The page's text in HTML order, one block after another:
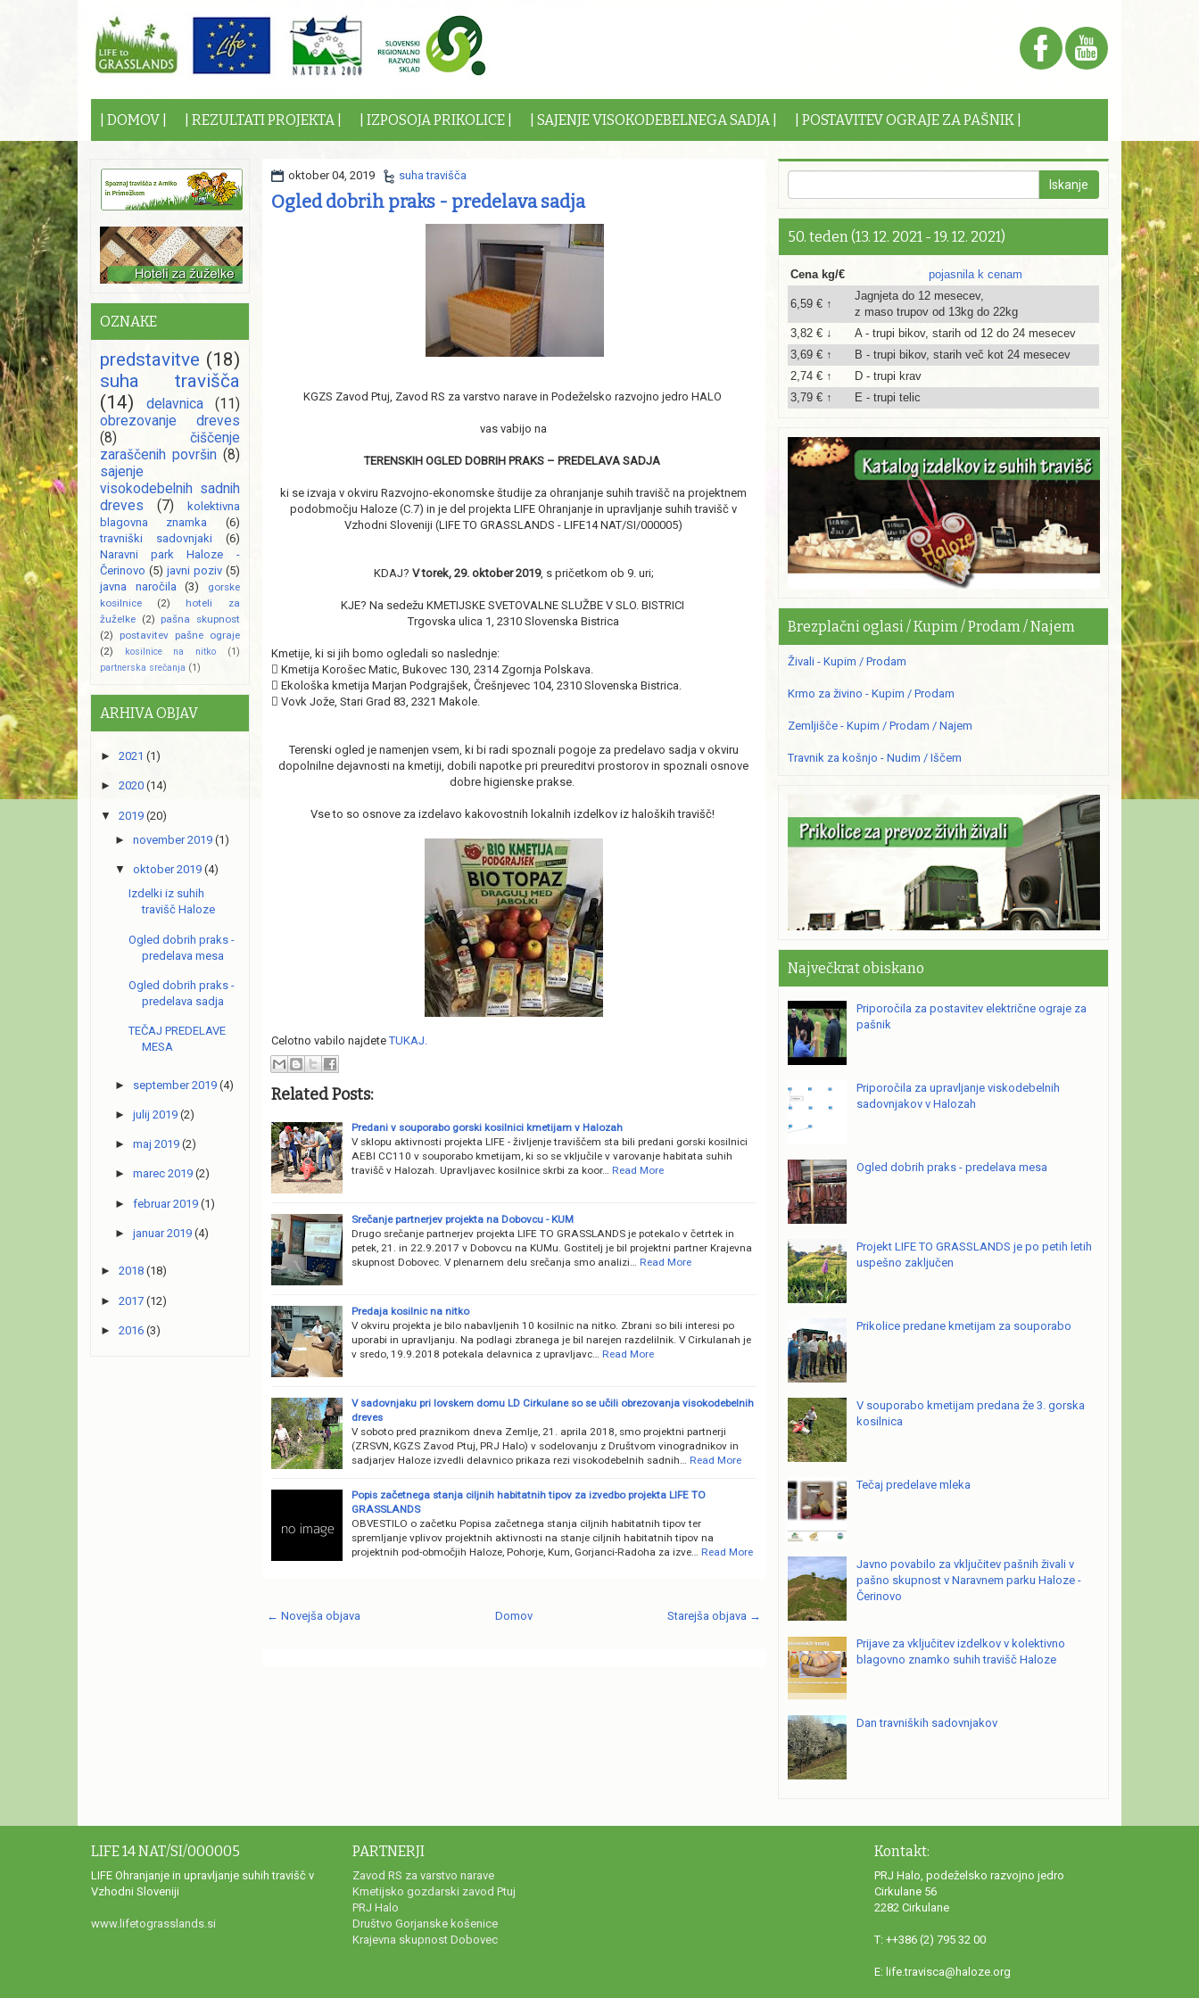
| DOMOV | | REZULTATI PROJEKTA | | IZPOSOJA PRIKOLICE | | SAJENJE VISOKODEBELNEGA SADJA | | POSTAVITEV OGRAJE ZA PAŠNIK |
oktober 04, 2019 suha travišča
Ogled dobrih praks - predelava sadja
KGZS Zavod Ptuj, Zavod RS za varstvo narave in Podeželsko razvojno jedro HALO
vas vabijo na
TERENSKIH OGLED DOBRIH PRAKS – PREDELAVA SADJA
ki se izvaja v okviru Razvojno-ekonomske študije za ohranjanje suhih travišč na projektnem
podobmočju Haloze (C.7) in je del projekta LIFE Ohranjanje in upravljanje suhih travišč v
Vzhodni Sloveniji (LIFE TO GRASSLANDS - LIFE14 NAT/SI/000005)
KDAJ? V torek, 29. oktober 2019, s pričetkom ob 9. uri;
KJE? Na sedežu KMETIJSKE SVETOVALNE SLUŽBE V SLO. BISTRICI
Trgovska ulica 1, 2310 Slovenska Bistrica
Kmetije, ki si jih bomo ogledali so naslednje:
 Kmetija Korošec Matic, Bukovec 130, 2314 Zgornja Polskava.
 Ekološka kmetija Marjan Podgrajšek, Črešnjevec 104, 2310 Slovenska Bistrica.
 Vovk Jože, Stari Grad 83, 2321 Makole.
Terenski ogled je namenjen vsem, ki bi radi spoznali pogoje za predelavo sadja v okviru
dopolnilne dejavnosti na kmetiji, dobili napotke pri preureditvi prostorov in spoznali osnove
dobre higienske prakse.
Vse to so osnove za izdelavo kakovostnih lokalnih izdelkov iz haloških travišč!
Celotno vabilo najdeteTUKAJ.
Related Posts:
Predani v souporabo gorski kosilnici kmetijam v Halozah
V sklopu aktivnosti projekta LIFE - življenje traviščem sta bili predani gorski kosilnici
AEBI CC110 v souporabo kmetijam, ki so se vključile v varovanje habitata suhih
travišč v Halozah. Upravljavec kosilnice skrbi za koor…
Read More
Srečanje partnerjev projekta na Dobovcu - KUM
Drugo srečanje partnerjev projekta LIFE TO GRASSLANDS je potekalo v četrtek in
petek, 21. in 22.9.2017 v Dobovcu na KUMu. Gostitelj je bil projektni partner Krajevna
skupnost Dobovec. V plenarnem delu srečanja smo analizi…
Read More
Predaja kosilnic na nitko
V okviru projekta je bilo nabavljenih 10 kosilnic na nitko. Zbrani so bili interesi po
uporabi in upravljanju. Na podlagi zbranega je bil narejen razdelilnik. V Cirkulanah je
v sredo, 19.9.2018 potekala delavnica z upravljavc…
Read More
V sadovnjaku pri lovskem domu LD Cirkulane so se učili obrezovanja visokodebelnih
dreves
V soboto pred praznikom dneva Zemlje, 21. aprila 2018, smo projektni partnerji
(ZRSVN, KGZS Zavod Ptuj, PRJ Halo) v sodelovanju z Društvom vinogradnikov in
sadjarjev Haloze izvedli delavnico prikaza rezi visokodebelnih sadnih…
Read More
Popis začetnega stanja ciljnih habitatnih tipov za izvedbo projekta LIFE TO
GRASSLANDS
OBVESTILO o začetku Popisa začetnega stanja ciljnih habitatnih tipov ter
spremljanje vplivov projektnih aktivnosti na stanje ciljnih habitatnih tipov na
projektnih pod-območjih Haloze, Pohorje, Kum, Gorjanci-Radoha za izve…
Read More
← Novejša objava Starejša objava →
Domov
OZNAKE
predstavitve (18)
suha travišča
(14)
delavnica
(11)
obrezovanje dreves
(8)
čiščenje
zaraščenih površin (8)
sajenje
visokodebelnih sadnih
dreves
(7)
kolektivna
blagovna znamka
(6)
travniški sadovnjaki
(6)
Naravni park Haloze -
Čerinovo (5) javni poziv (5)
javna naročila
(3)
gorske
kosilnice
(2)
hoteli za
žuželke (2) pašna skupnost
(2)
postavitev pašne ograje
(2)
kosilnice na nitko
(1)
partnerska srečanja (1)
ARHIVA OBJAV
► 2021 (1)
► 2020 (14)
▼ 2019 (20)
► november 2019 (1)
▼ oktober 2019 (4)
Izdelki iz suhih
travišč Haloze
Ogled dobrih praks -
predelava mesa
Ogled dobrih praks -
predelava sadja
TEČAJ PREDELAVE
MESA
► september 2019 (4)
► julij 2019 (2)
► maj 2019 (2)
► marec 2019 (2)
► februar 2019 (1)
► januar 2019 (4)
► 2018 (18)
► 2017 (12)
► 2016 (3)
50. teden (13. 12. 2021 - 19. 12. 2021)
Cena kg/€ pojasnila k cenam
6,59 € ↑
Jagnjeta do 12 mesecev,
z maso trupov od 13kg do 22kg
3,82 € ↓
A - trupi bikov, starih od 12 do 24 mesecev
3,69 € ↑
B - trupi bikov, starih več kot 24 mesecev
2,74 € ↑
D - trupi krav
3,79 € ↑
E - trupi telic
Brezplačni oglasi / Kupim / Prodam / Najem
Živali - Kupim / Prodam
Krmo za živino - Kupim / Prodam
Zemljišče - Kupim / Prodam / Najem
Travnik za košnjo - Nudim / Iščem
Največkrat obiskano
Priporočila za postavitev električne ograje za
pašnik
Priporočila za upravljanje viskodebelnih
sadovnjakov v Halozah
Ogled dobrih praks - predelava mesa
Projekt LIFE TO GRASSLANDS je po petih letih
uspešno zaključen
Prikolice predane kmetijam za souporabo
V souporabo kmetijam predana že 3. gorska
kosilnica
Tečaj predelave mleka
Javno povabilo za vključitev pašnih živali v
pašno skupnost v Naravnem parku Haloze -
Čerinovo
Prijave za vključitev izdelkov v kolektivno
blagovno znamko suhih travišč Haloze
Dan travniških sadovnjakov
LIFE 14 NAT/SI/000005
LIFE Ohranjanje in upravljanje suhih travišč v
Vzhodni Sloveniji
www.lifetograsslands.si
PARTNERJI
Zavod RS za varstvo narave
Kmetijsko gozdarski zavod Ptuj
PRJ Halo
Društvo Gorjanske košenice
Krajevna skupnost Dobovec
Kontakt:
PRJ Halo , podeželsko razvojno jedro
Cirkulane 56
2282 Cirkulane
T: ++386 (2) 795 32 00
E: life.travisca@haloze.org